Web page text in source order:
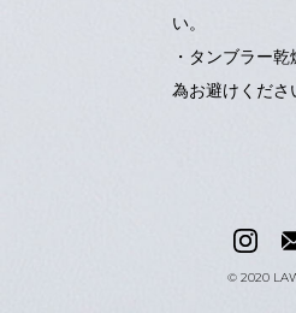
い。
・タンブラー
為お避けくださ
© 2020